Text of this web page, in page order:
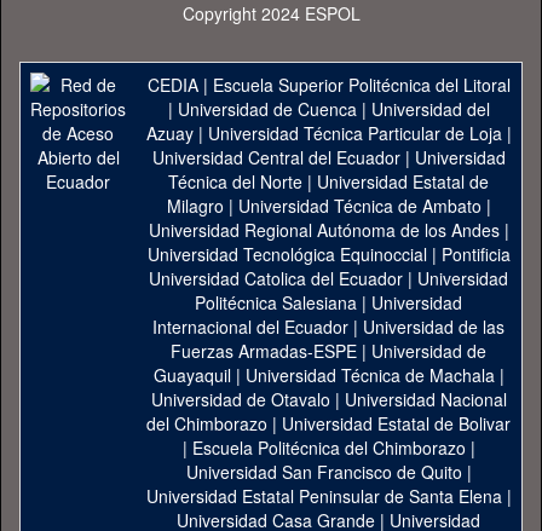
Copyright 2024 ESPOL
CEDIA| Escuela Superior Politécnica del Litoral
| Universidad de Cuenca| Universidad del
Azuay| Universidad Técnica Particular de Loja|
Universidad Central del Ecuador| Universidad
Técnica del Norte | Universidad Estatal de
Milagro | Universidad Técnica de Ambato |
Universidad Regional Autónoma de los Andes|
Universidad Tecnológica Equinoccial| Pontificia
Universidad Catolica del Ecuador | Universidad
Politécnica Salesiana | Universidad
Internacional del Ecuador | Universidad de las
Fuerzas Armadas-ESPE | Universidad de
Guayaquil| Universidad Técnica de Machala|
Universidad de Otavalo | Universidad Nacional
del Chimborazo | Universidad Estatal de Bolivar
| Escuela Politécnica del Chimborazo |
Universidad San Francisco de Quito |
Universidad Estatal Peninsular de Santa Elena|
Universidad Casa Grande | Universidad